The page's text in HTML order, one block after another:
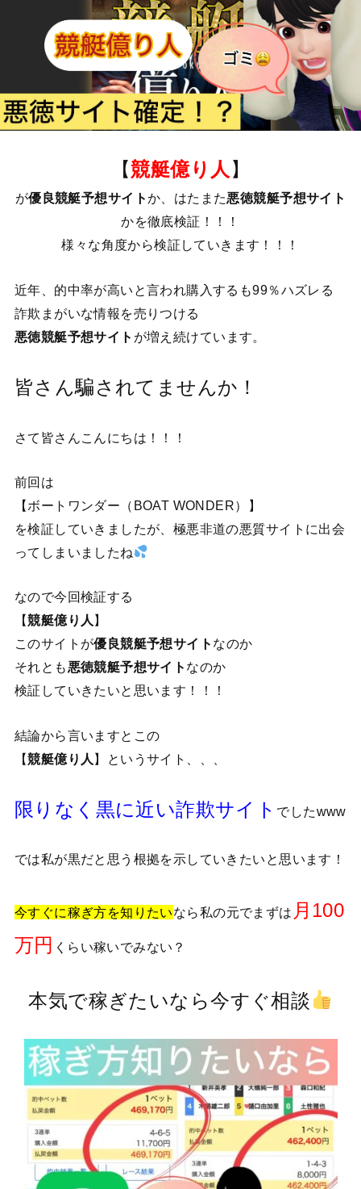
【競艇億り人 】
が優良競艇予想サイトか、はたまた悪徳競艇予想サイト
かを徹底検証！！！
様々な角度から検証していきます！！！
近年、的中率が高いと言われ購入するも99％ハズレる
詐欺まがいな情報を売りつける
悪徳競艇予想サイト が増え続けています。
皆さん騙されてませんか！
さて皆さんこんにちは！！！
前回は
【ボートワンダー（BOAT WONDER）】
を検証していきましたが、極悪非道の悪質サイトに出会
ってしまいましたね
なので今回検証する
【競艇億り人 】
このサイトが優良競艇予想サイト なのか
それとも 悪徳競艇予想サイト なのか
検証していきたいと思います！！！
結論から言いますとこの
【競艇億り人 】というサイト、、、
限りなく黒に近い詐欺サイト でしたwww
では私が黒だと思う根拠を示していきたいと思います！
今すぐに稼ぎ方を知りたいなら私の元でまずは 月100
万円 くらい稼いでみない？
本気で稼ぎたいなら今すぐ相談